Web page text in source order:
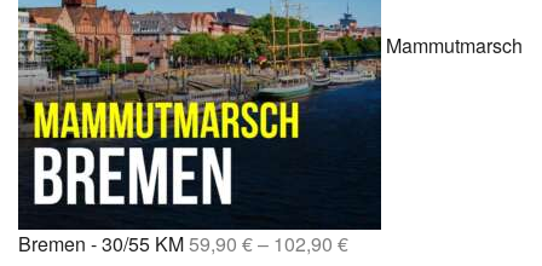
Mammutmarsch
Bremen - 30/55 KM59,90 €– 102,90 €